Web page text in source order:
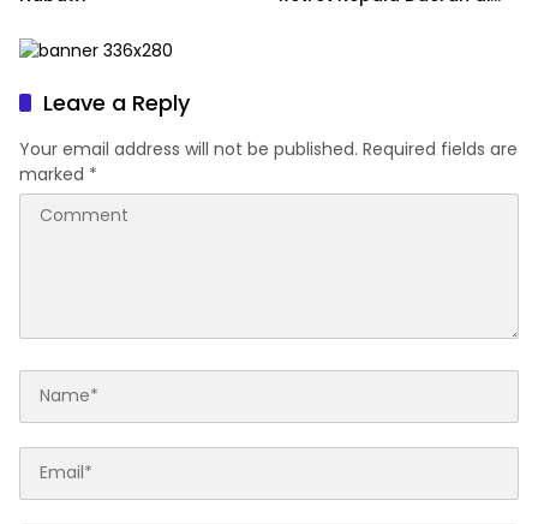
Leave a Reply
Your email address will not be published. Required fields are
marked *